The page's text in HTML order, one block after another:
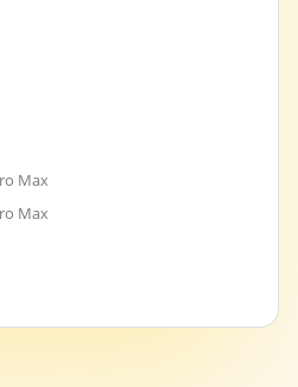
Max
Max